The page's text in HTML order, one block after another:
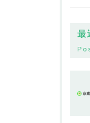
最